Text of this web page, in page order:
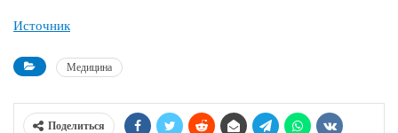
Источник
Медицина
Поделиться